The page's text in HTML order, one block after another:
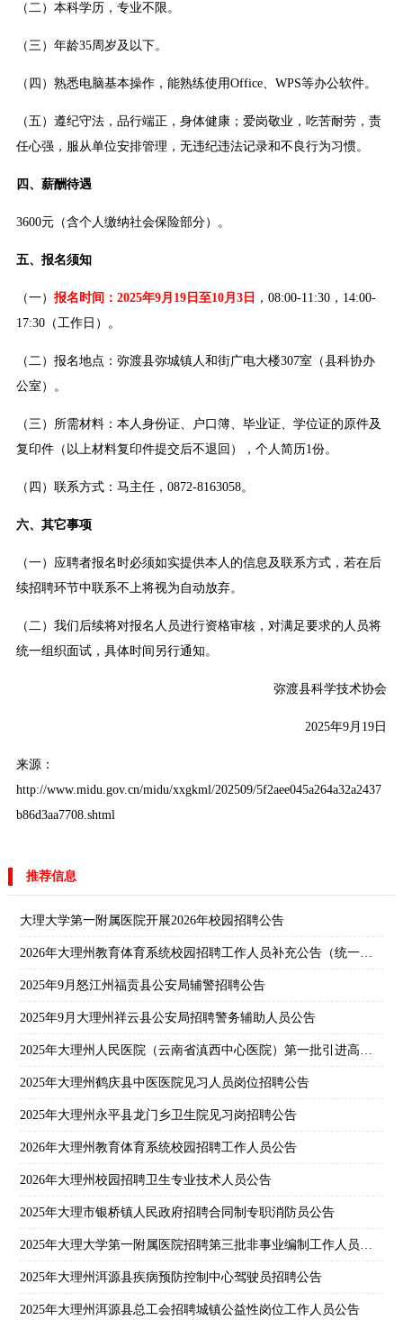
（二）本科学历，专业不限。
（三）年龄35周岁及以下。
（四）熟悉电脑基本操作，能熟练使用Office、WPS等办公软件。
（五）遵纪守法，品行端正，身体健康；爱岗敬业，吃苦耐劳，责
任心强，服从单位安排管理，无违纪违法记录和不良行为习惯。
四、薪酬待遇
3600元（含个人缴纳社会保险部分）。
五、报名须知
（一） 报名时间：2025年9月19日至10月3日 ，08:00-11:30，14:00-
17:30（工作日）。
（二）报名地点：弥渡县弥城镇人和街广电大楼307室（县科协办
公室）。
（三）所需材料：本人身份证、户口簿、毕业证、学位证的原件及
复印件（以上材料复印件提交后不退回），个人简历1份。
（四）联系方式：马主任，0872-8163058。
六、其它事项
（一）应聘者报名时必须如实提供本人的信息及联系方式，若在后
续招聘环节中联系不上将视为自动放弃。
（二）我们后续将对报名人员进行资格审核，对满足要求的人员将
统一组织面试，具体时间另行通知。
弥渡县科学技术协会
2025年9月19日
来源：
http://www.midu.gov.cn/midu/xxgkml/202509/5f2aee045a264a32a2437
b86d3aa7708.shtml
推荐信息
大理大学第一附属医院开展2026年校园招聘公告
2026年大理州教育体育系统校园招聘工作人员补充公告（统一招聘）
2025年9月怒江州福贡县公安局辅警招聘公告
2025年9月大理州祥云县公安局招聘警务辅助人员公告
2025年大理州人民医院（云南省滇西中心医院）第一批引进高层次人才公告
2025年大理州鹤庆县中医医院见习人员岗位招聘公告
2025年大理州永平县龙门乡卫生院见习岗招聘公告
2026年大理州教育体育系统校园招聘工作人员公告
2026年大理州校园招聘卫生专业技术人员公告
2025年大理市银桥镇人民政府招聘合同制专职消防员公告
2025年大理大学第一附属医院招聘第三批非事业编制工作人员公告
2025年大理州洱源县疾病预防控制中心驾驶员招聘公告
2025年大理州洱源县总工会招聘城镇公益性岗位工作人员公告